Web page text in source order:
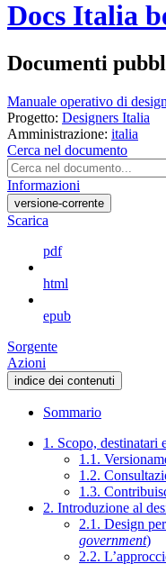
Docs Italia
Documenti
Manuale operativo di design
Progetto: Designers Italia
Amministrazione: italia
Cerca nel documento
Informazioni
versione-corrente
Scarica
pdf
html
epub
Sorgente
Azioni
indice dei contenuti
Sommario
1. Scopo, destinatari
1.1.
1.2.
1.3.
2. Introduzione al
2.1. Design
government)
2.2.